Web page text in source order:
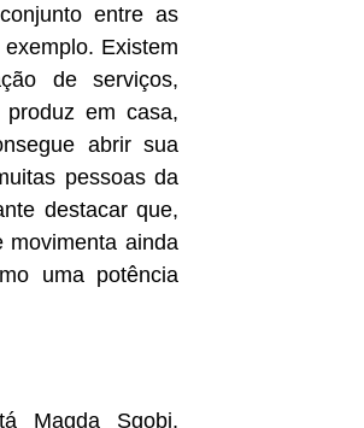
entre as
Existem
de serviços,
em casa,
abrir sua
pessoas da
destacar que,
movimenta ainda
uma potência
Magda Sgobi,